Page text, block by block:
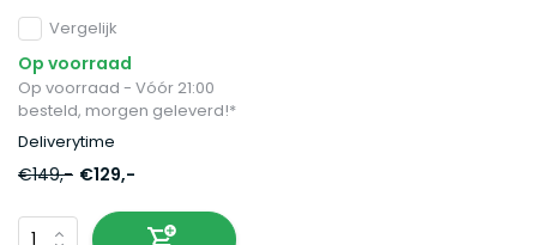
Vergelijk
Op voorraad
Op voorraad - Vóór 21:00
besteld, morgen geleverd!*
Deliverytime
€149,- €129,-